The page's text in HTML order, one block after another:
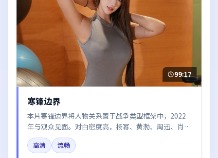
99:17
寒锋边界
本片寒锋边界将人物关系置于战争类型框架中，2022
年与观众见面。对白密度高，杨幂、黄渤、周迅、肖战
的台词节奏值得关注；整体气质偏法国都市与冷色调摄
影。
高清 流畅